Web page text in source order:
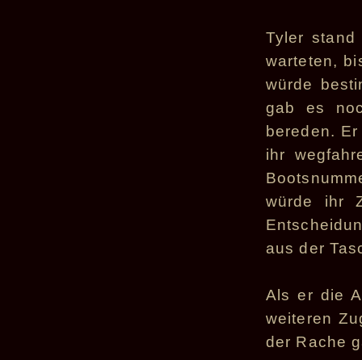
Tyler
warteten,
würde
gab es
bereden.
ihr
würde ihr
aus der
Als er die
weiteren
der Rache